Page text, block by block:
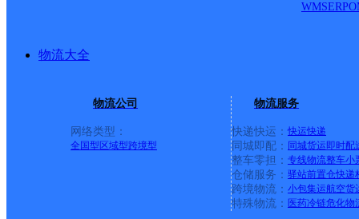
WMSERP
物流大全
物流公司
网络类型：
全国型 区域型跨境型
物流服务
快递快运： 快运快递
同城即配： 同城货运即时配
整车零担： 专线物流整车小
仓储服务： 驿站前置仓快递
跨境物流： 小包集运航空货
特殊物流： 医药冷链危化物